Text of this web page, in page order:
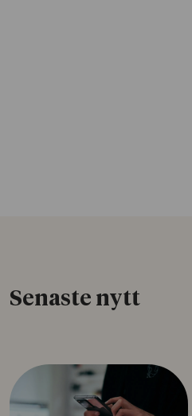
Senaste nytt